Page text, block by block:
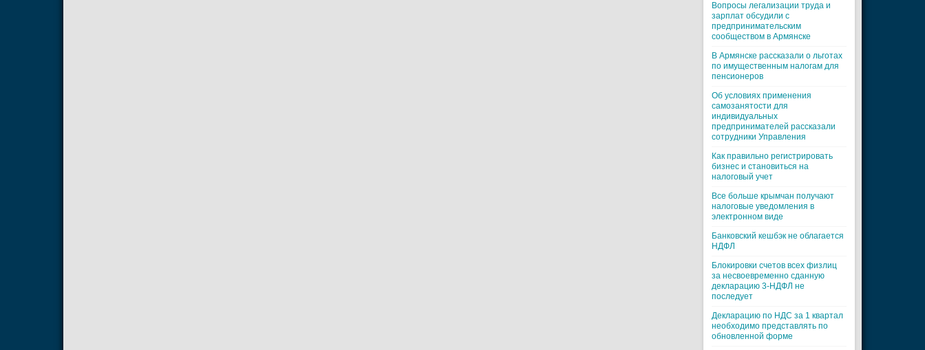
Вопросы легализации труда и
зарплат обсудили с
предпринимательским
сообществом в Армянске
В Армянске рассказали о льготах
по имущественным налогам для
пенсионеров
Об условиях применения
самозанятости для
индивидуальных
предпринимателей рассказали
сотрудники Управления
Как правильно регистрировать
бизнес и становиться на
налоговый учет
Все больше крымчан получают
налоговые уведомления в
электронном виде
Банковский кешбэк не облагается
НДФЛ
Блокировки счетов всех физлиц
за несвоевременно сданную
декларацию 3-НДФЛ не
последует
Декларацию по НДС за 1 квартал
необходимо представлять по
обновленной форме